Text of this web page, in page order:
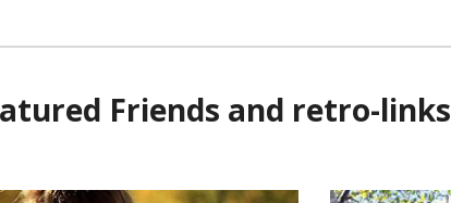
Friends and retro-links